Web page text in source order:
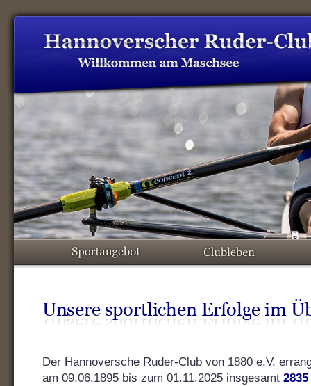
Der Hannoversche Ruder-Club von 1880 e.V.
am 09.06.1895 bis zum 01.11.2025 insgesamt 2835